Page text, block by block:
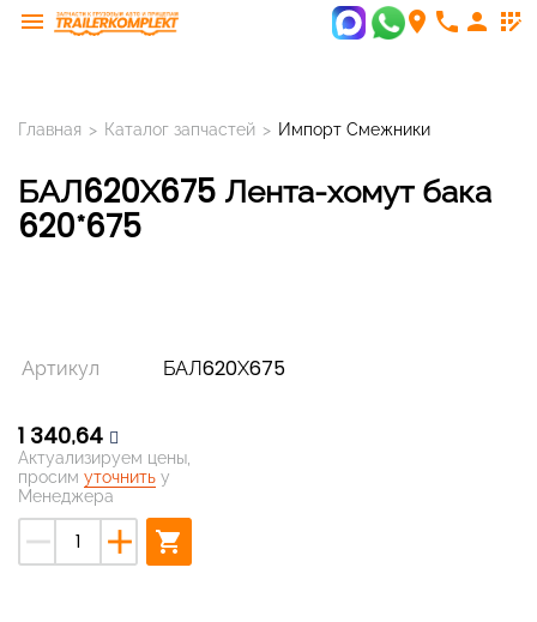
menu room phone person app_registration
Главная > Каталог запчастей > Импорт Смежники
БАЛ620Х675 Лента-хомут бака
620*675
Артикул БАЛ620Х675
1 340,64
Актуализируем цены,
просим уточнить у
Менеджера
remove add shopping_cart